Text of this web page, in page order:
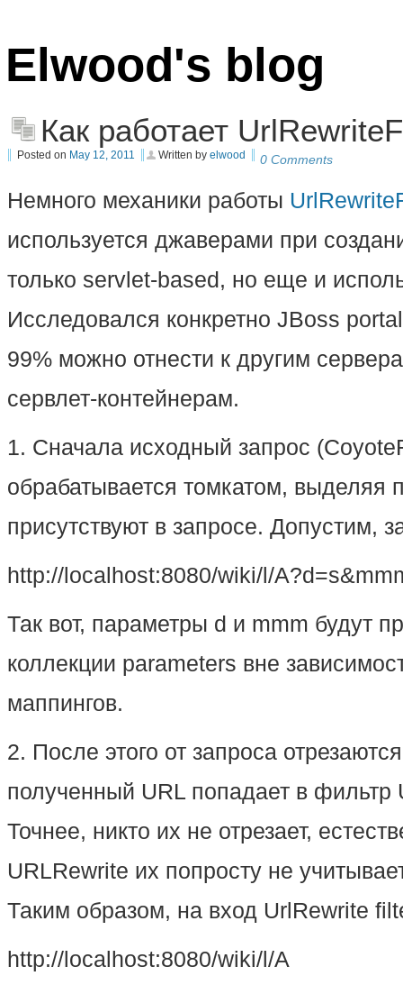
Elwood's blog
Как работает
Posted on May 12, 2011 Written by elwood 0 Comments
Немного механики работы
используется джаверами при
только servlet-based, но еще и
Исследовался конкретно JBoss
99% можно отнести к другим
сервлет-контейнерам.
1. Сначала исходный запрос
обрабатывается томкатом, выделяя
присутствуют в запросе. Допустим,
http://localhost:8080/wiki/l/
Так вот, параметры d и mmm будут
коллекции parameters вне
маппингов.
2. После этого от запроса
полученный URL попадает в фильтр
Точнее, никто их не отрезает,
URLRewrite их попросту не
Таким образом, на вход UrlRewrite
http://localhost:8080/wiki/l/А